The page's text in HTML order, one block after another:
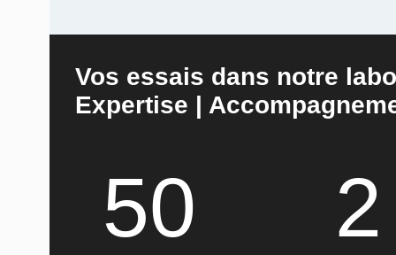
Vos essais dans notre
Expertise |
50 2